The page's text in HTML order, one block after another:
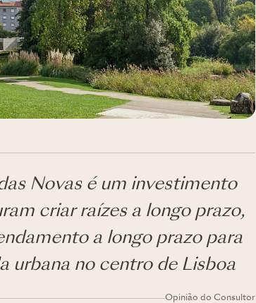
Novas é um investimento
criar raízes a longo prazo,
a longo prazo para
urbana no centro de Lisboa
Opinião do Consultor